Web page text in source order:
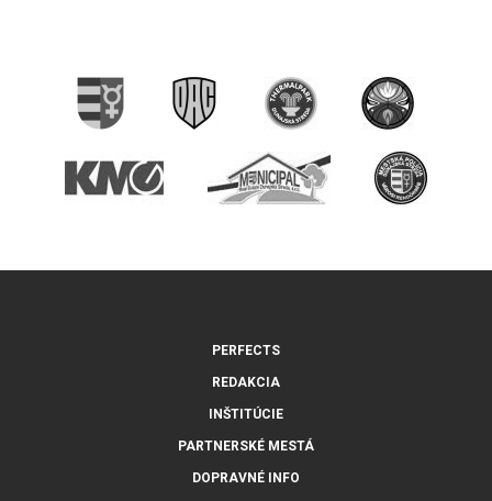
PERFECTS
REDAKCIA
INŠTITÚCIE
PARTNERSKÉ MESTÁ
DOPRAVNÉ INFO